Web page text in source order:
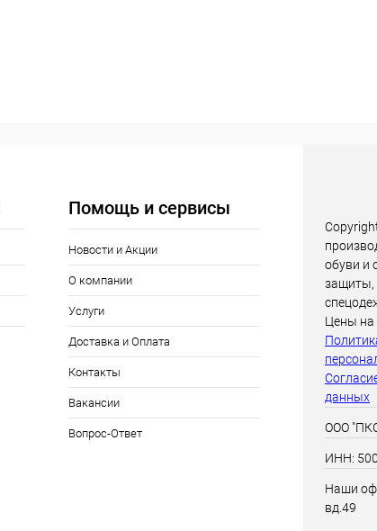
Помощь и сервисы
Новости и Акции
О компании
Услуги
Доставка и Оплата
Контакты
Вакансии
Вопрос-Ответ
обуви и
защиты,
Цены на
данных
ООО
ИНН:
Наши
вд.49